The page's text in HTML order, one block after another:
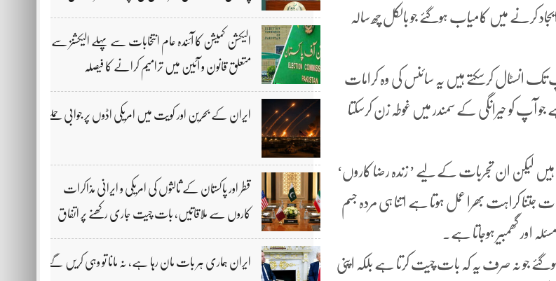
الیکشن کمیشن کا آئندہ عام انتخابات سے پہلے الیکشنز سے
متعلق قانون و آئین میں ترامیم کرانے کا فیصلہ
ایران کے بحرین اور کویت میں امریکی اڈوں پر جوابی حملے
قطر اور پاکستان کے ثالثوں کی امریکی و ایرانی مذاکرات
کاروں سے ملاقاتیں، بات چیت جاری رکھنے پر اتفاق
ایران ہماری ہر بات مان رہا ہے، نہ مانا تو وہی کریں گے
کرنے میں کامیاب ہوگئے جو بالکل چھ سالہ
تک انسٹال کرسکتے ہیں یہ سائنس کی وہ کرامات
آپ کو حیرانگی کے سمندر میں غوطہ زن کرسکتا
لیکن ان تجربات کے لیے ’ زندہ رضا کاروں‘
جتنا کراہت بھرا عمل ہوتا ہے اتنا ہی مردہ جسم
اور گھمبیر ہوجاتا ہے۔
جو نہ صرف یہ کہ بات چیت کرتا ہے بلکہ اپنی